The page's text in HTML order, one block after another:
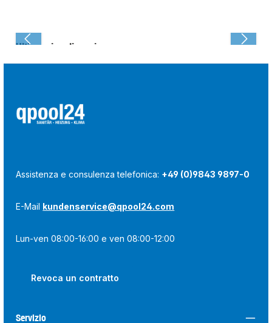
Ultima visualizzazione:
Assistenza e consulenza telefonica: +49 (0)9843 9897-0
E-Mail kundenservice@qpool24.com
Lun-ven 08:00-16:00 e ven 08:00-12:00
Revoca un contratto
Servizio